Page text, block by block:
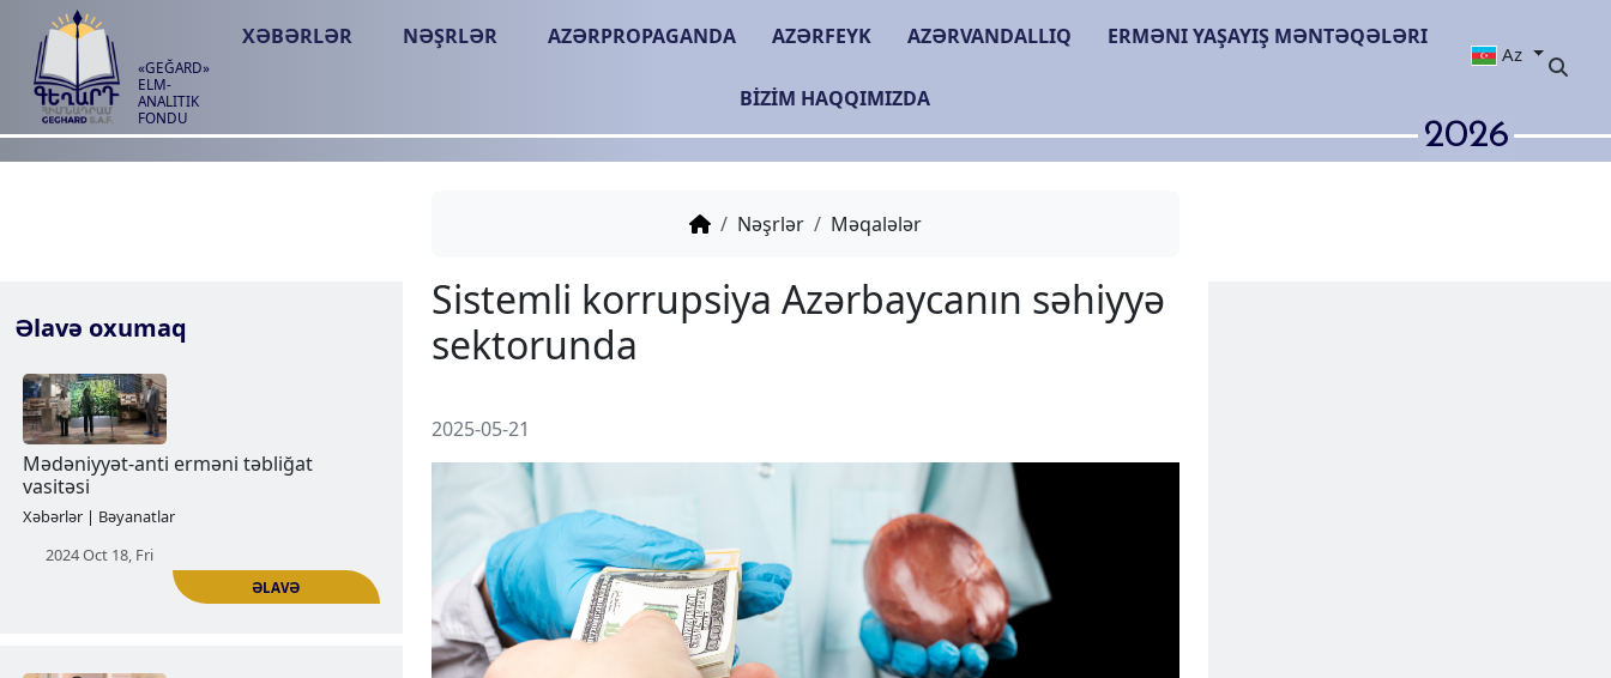
«GEĞARD»
ELM-
ANALITIK
FONDU
XƏBƏRLƏR NƏŞRLƏR AZƏRPROPAGANDA AZƏRFEYK AZƏRVANDALLIQ ERMƏNI YAŞAYIŞ MƏNTƏQƏLƏRI
BIZIM HAQQIMIZDA
Az
2026
Əlavə oxumaq
Mədəniyyət-anti erməni təbliğat
Nəşrlər Məqalələr
Sistemli korrupsiya Azərbaycanın səhiyyə
2025-05-21